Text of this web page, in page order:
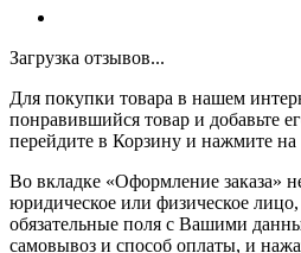
Загрузка отзывов...
Для покупки товара в нашем
понравившийся товар и добавьте
перейдите в Корзину и нажмите на
Во вкладке «Оформление заказа»
юридическое или физическое лицо,
обязательные поля с Вашими
самовывоз и способ оплаты, и